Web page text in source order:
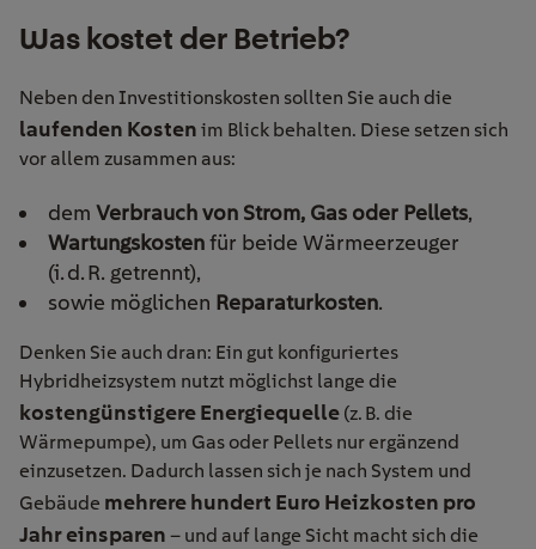
Was kostet der Betrieb?
Neben den Investitionskosten sollten Sie auch die
laufenden Kosten im Blick behalten. Diese setzen sich
vor allem zusammen aus:
dem Verbrauch von Strom, Gas oder Pellets,
Wartungskostenfür beide Wärmeerzeuger
(i. d. R. getrennt),
sowie möglichen Reparaturkosten.
Denken Sie auch dran: Ein gut konfiguriertes
Hybridheizsystem nutzt möglichst lange die
kostengünstigere Energiequelle (z. B. die
Wärmepumpe), um Gas oder Pellets nur ergänzend
einzusetzen. Dadurch lassen sich je nach System und
Gebäude mehrere hundert Euro Heizkosten pro
Jahr einsparen – und auf lange Sicht macht sich die